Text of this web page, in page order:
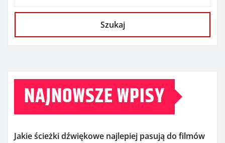
Szukaj
NAJNOWSZE WPISY
Jakie ścieżki dźwiękowe najlepiej pasują do filmów